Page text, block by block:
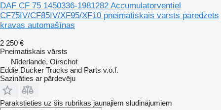
DAF CF 75 1450336-1981282 Accumulatorventiel
CF75IV/CF85IV/XF95/XF10 pneimatiskais vārsts paredzēts
kravas automašīnas
2 250 €
Pneimatiskais vārsts
Nīderlande, Oirschot
Eddie Ducker Trucks and Parts v.o.f.
Sazināties ar pārdevēju
Parakstieties uz šis rubrikas jaunajiem sludinājumiem